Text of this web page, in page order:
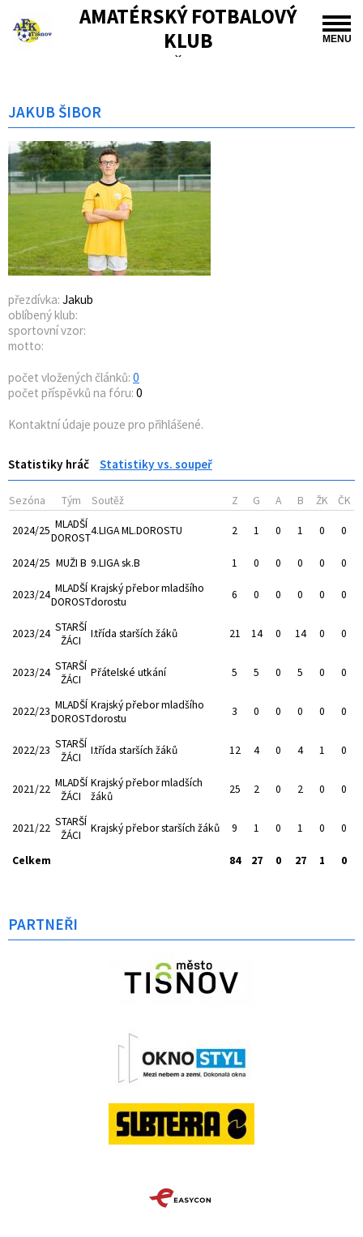
MENU
AMATÉRSKÝ FOTBALOVÝ
KLUB
TIŠNOV
JAKUB ŠIBOR
přezdívka: Jakub
oblíbený klub:
sportovní vzor:
motto:
počet vložených článků: 0
počet příspěvků na fóru: 0
Kontaktní údaje pouze pro přihlášené.
Statistiky hráč Statistiky vs. soupeř
Sezóna Tým Soutěž Z G A B ŽK ČK
2024/25 MLADŠÍ
DOROST
4.LIGA ML.DOROSTU 2 1 0 1 0 0
2024/25 MUŽI B 9.LIGA sk.B 1 0 0 0 0 0
2023/24 MLADŠÍ
DOROST
Krajský přebor mladšího
dorostu
6 0 0 0 0 0
2023/24 STARŠÍ
ŽÁCI
I.třída starších žáků 21 14 0 14 0 0
2023/24 STARŠÍ
ŽÁCI
Přátelské utkání 5 5 0 5 0 0
2022/23 MLADŠÍ
DOROST
Krajský přebor mladšího
dorostu
3 0 0 0 0 0
2022/23 STARŠÍ
ŽÁCI
I.třída starších žáků 12 4 0 4 1 0
2021/22 MLADŠÍ
ŽÁCI
Krajský přebor mladších
žáků
25 2 0 2 0 0
2021/22 STARŠÍ
ŽÁCI
Krajský přebor starších žáků 9 1 0 1 0 0
Celkem 84 27 0 27 1 0
PARTNEŘI